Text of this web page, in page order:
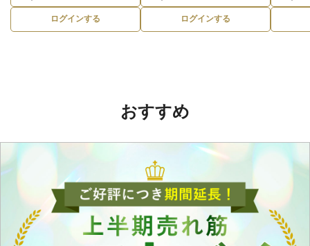
ログインする ログインする
おすすめ